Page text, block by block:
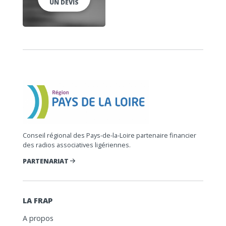
UN DEVIS
Conseil régional des Pays-de-la-Loire partenaire financier
des radios associatives ligériennes.
PARTENARIAT
LA FRAP
A propos